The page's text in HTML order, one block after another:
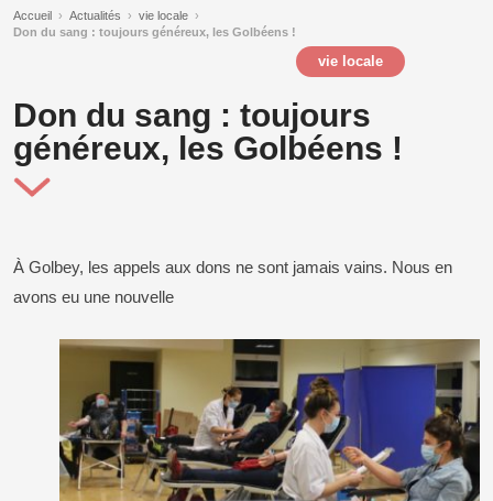
Accueil › Actualités › vie locale ›
Don du sang : toujours généreux, les Golbéens !
vie locale
Don du sang : toujours
généreux, les Golbéens !
À Golbey, les appels aux dons ne sont jamais vains. Nous en
avons eu une nouvelle